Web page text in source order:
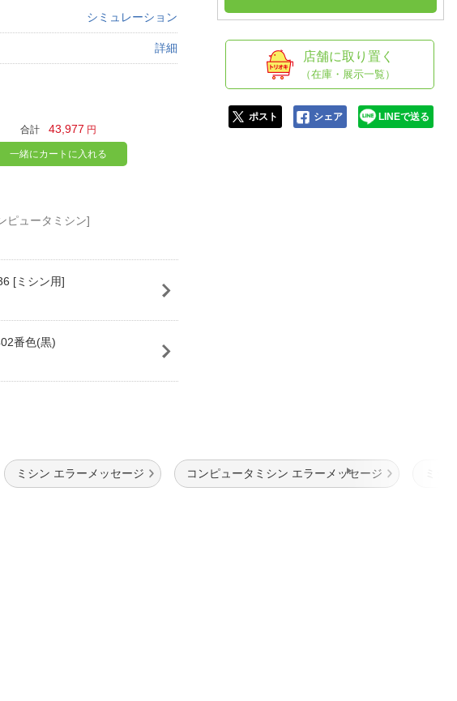
シミュレーション
詳細
合計 43,977 円
一緒にカートに入れる
ピュータミシン]
[ミシン用]
番色(黒)
店舗に取り置く
（在庫・展示一覧）
ポスト シェア LINEで送る
ミシン エラーメッセージ コンピュータミシン エラーメッセージ